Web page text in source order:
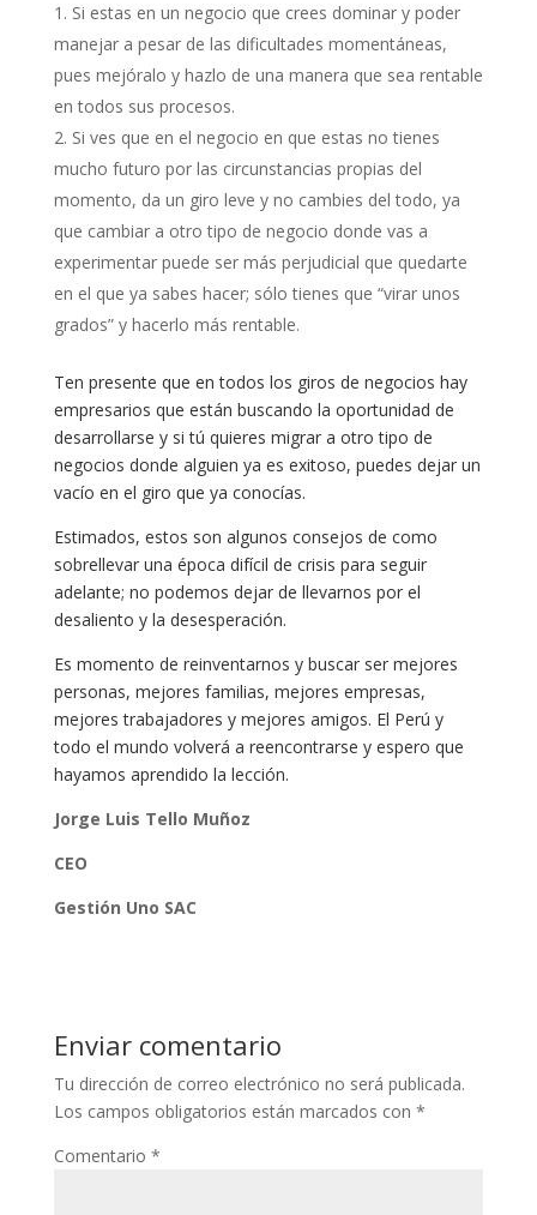
Si estas en un negocio que crees dominar y poder
manejar a pesar de las dificultades momentáneas,
pues mejóralo y hazlo de una manera que sea rentable
en todos sus procesos.
Si ves que en el negocio en que estas no tienes
mucho futuro por las circunstancias propias del
momento, da un giro leve y no cambies del todo, ya
que cambiar a otro tipo de negocio donde vas a
experimentar puede ser más perjudicial que quedarte
en el que ya sabes hacer; sólo tienes que “virar unos
grados” y hacerlo más rentable.
Ten presente que en todos los giros de negocios hay
empresarios que están buscando la oportunidad de
desarrollarse y si tú quieres migrar a otro tipo de
negocios donde alguien ya es exitoso, puedes dejar un
vacío en el giro que ya conocías.
Estimados, estos son algunos consejos de como
sobrellevar una época difícil de crisis para seguir
adelante; no podemos dejar de llevarnos por el
desaliento y la desesperación.
Es momento de reinventarnos y buscar ser mejores
personas, mejores familias, mejores empresas,
mejores trabajadores y mejores amigos. El Perú y
todo el mundo volverá a reencontrarse y espero que
hayamos aprendido la lección.
Jorge Luis Tello Muñoz
CEO
Gestión Uno SAC
Enviar comentario
Tu dirección de correo electrónico no será publicada.
Los campos obligatorios están marcados con *
Comentario *